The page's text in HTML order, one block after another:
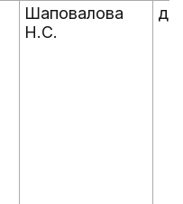
Шаповалова
Н.С.
до